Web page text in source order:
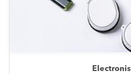
Electronis